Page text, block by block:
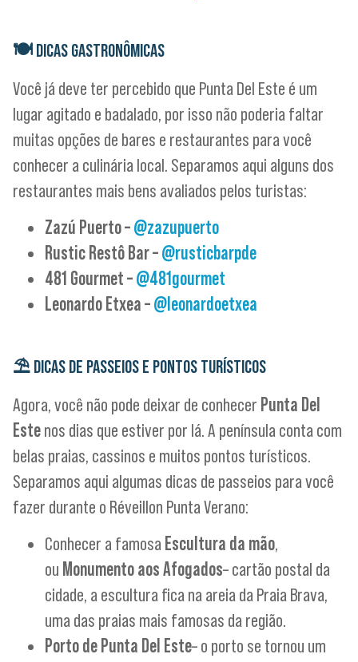
🍽DICAS GASTRONÔMICAS
Você já deve ter percebido que Punta Del Este é um
lugar agitado e badalado, por isso não poderia faltar
muitas opções de bares e restaurantes para você
conhecer a culinária local. Separamos aqui alguns dos
restaurantes mais bens avaliados pelos turistas:
Zazú Puerto –@zazupuerto
Rustic Restô Bar –@rusticbarpde
481 Gourmet –@481gourmet
Leonardo Etxea –@leonardoetxea
⛱️DICAS DE PASSEIOS E PONTOS TURÍSTICOS
Agora, você não pode deixar de conhecer Punta Del
Estenos dias que estiver por lá. A península conta com
belas praias, cassinos e muitos pontos turísticos.
Separamos aqui algumas dicas de passeios para você
fazer durante o Réveillon Punta Verano:
Conhecer a famosa Escultura da mão,
ou Monumento aos Afogados– cartão postal da
cidade, a escultura fica na areia da Praia Brava,
uma das praias mais famosas da região.
Porto de Punta Del Este– o porto se tornou um